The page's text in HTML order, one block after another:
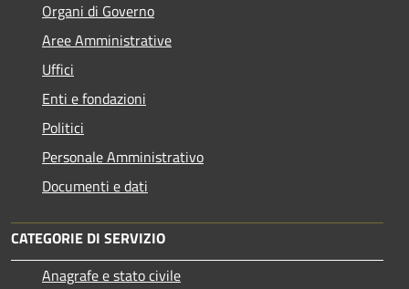
Organi di Governo
Aree Amministrative
Uffici
Enti e fondazioni
Politici
Personale Amministrativo
Documenti e dati
CATEGORIE DI SERVIZIO
Anagrafe e stato civile